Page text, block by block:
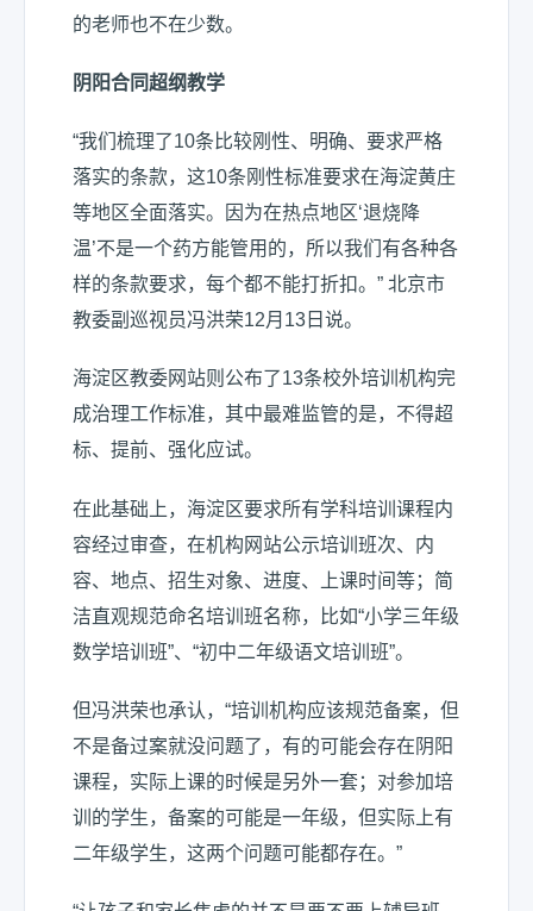
的老师也不在少数。
阴阳合同超纲教学
“我们梳理了10条比较刚性、明确、要求严格
落实的条款，这10条刚性标准要求在海淀黄庄
等地区全面落实。因为在热点地区‘退烧降
温’不是一个药方能管用的，所以我们有各种各
样的条款要求，每个都不能打折扣。” 北京市
教委副巡视员冯洪荣12月13日说。
海淀区教委网站则公布了13条校外培训机构完
成治理工作标准，其中最难监管的是，不得超
标、提前、强化应试。
在此基础上，海淀区要求所有学科培训课程内
容经过审查，在机构网站公示培训班次、内
容、地点、招生对象、进度、上课时间等；简
洁直观规范命名培训班名称，比如“小学三年级
数学培训班”、“初中二年级语文培训班”。
但冯洪荣也承认，“培训机构应该规范备案，但
不是备过案就没问题了，有的可能会存在阴阳
课程，实际上课的时候是另外一套；对参加培
训的学生，备案的可能是一年级，但实际上有
二年级学生，这两个问题可能都存在。”